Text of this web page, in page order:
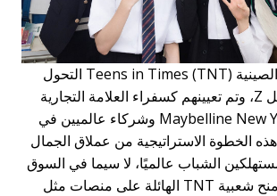
تمثل فرقة الأولاد الصينية Teens in Times (TNT) التحول
القوي نحو تأثير جيل Z، وتم تعيينهم كسفراء العلامة التجارية
الجدد لشركة Maybelline New York وشركاء عالميين في
تهدف هذه الخطوة الاستراتيجية من عملاق الجمال
الشباب عالميًا، لا سيما في السوق
الآسيوية الحيوية. تمنح شعبية TNT الهائلة على منصات مثل